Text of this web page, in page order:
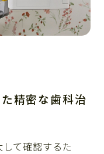
精密な歯科治
て確認するた